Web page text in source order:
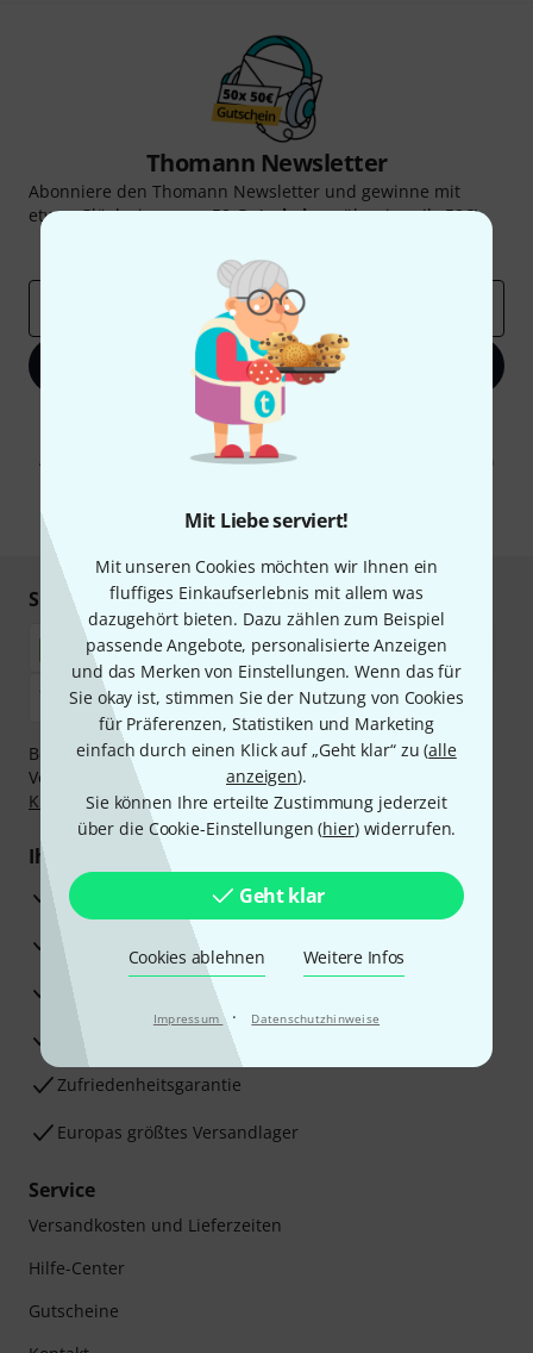
Mit Liebe serviert!
Mit unseren Cookies möchten wir Ihnen ein
fluffiges Einkaufserlebnis mit allem was
dazugehört bieten. Dazu zählen zum Beispiel
passende Angebote, personalisierte Anzeigen
und das Merken von Einstellungen. Wenn das für
Sie okay ist, stimmen Sie der Nutzung von Cookies
für Präferenzen, Statistiken und Marketing
einfach durch einen Klick auf „Geht klar“ zu (alle
anzeigen).
Sie können Ihre erteilte Zustimmung jederzeit
über die Cookie-Einstellungen (hier) widerrufen.
Geht klar
Cookies ablehnen Weitere Infos
Impressum · Datenschutzhinweise
Thomann Newsletter
Abonniere den Thomann Newsletter und gewinne mit
etwas Glück einen von50 Gutscheinenüber jeweils50€!
Jetzt anmelden
Mit Klick auf „Jetzt anmelden“ stimmen Sie dem Erhalt von E-Mail-
Werbung und einer Messung des E-Mail-Nutzungsverhaltens zu. Die
Abmeldung ist jederzeit möglich. Weitere Informationen finden Sie in
* Pflichtfeld
Sicher einkaufen & bezahlen
Bezahlen Sie vertraulich und sicher per Nachnahme,
Vorkasse, PayPal, Amazon Pay,Klarna Sofort bezahlen
Klarna Ratenzahlungoder Kreditkarte.
Ihre Vorteile
3 Jahre Thomann Garantie
30 Tage Money-Back-Garantie
Beratung durch Fachexperten
Zufriedenheitsgarantie
Europas größtes Versandlager
Service
Versandkosten und Lieferzeiten
Hilfe-Center
Gutscheine